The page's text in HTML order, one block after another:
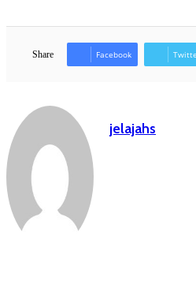
Share Facebook
jelajahs